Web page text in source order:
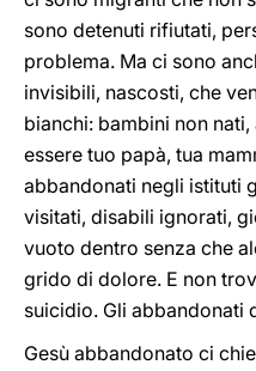
sono detenuti rifiutati,
problema. Ma ci sono
invisibili, nascosti, che
bianchi: bambini non
essere tuo papà, tua
abbandonati negli istituti
visitati, disabili ignorati,
vuoto dentro senza che
grido di dolore. E non
suicidio. Gli abbandonati
Gesù abbandonato ci